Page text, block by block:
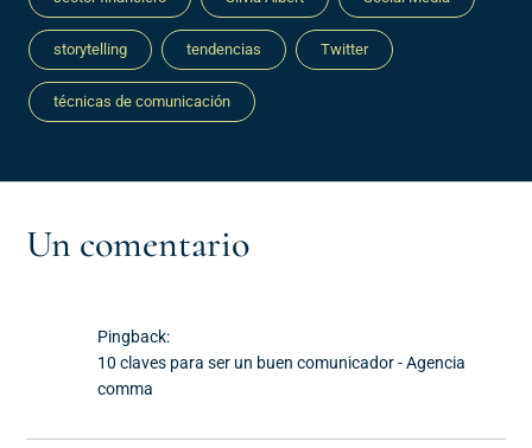
storytelling tendencias Twitter
técnicas de comunicación
Un comentario
Pingback:
10 claves para ser un buen comunicador - Agencia
comma